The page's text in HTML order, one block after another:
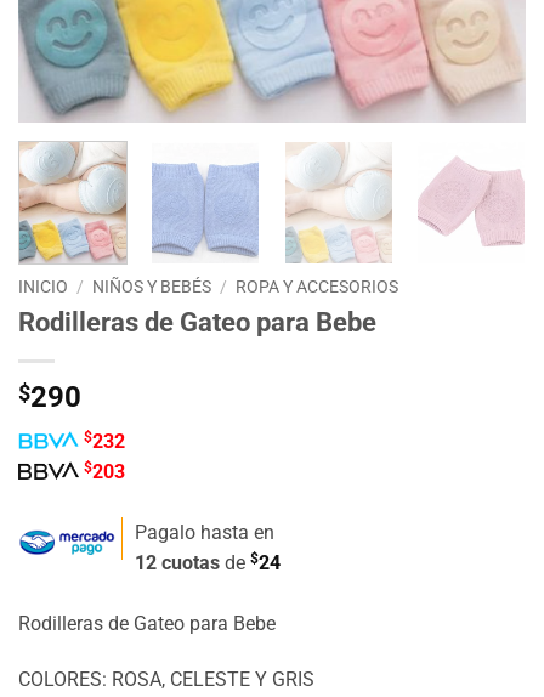
INICIO / NIÑOS Y BEBÉS / ROPA Y ACCESORIOS
Rodilleras de Gateo para Bebe
$290
$232
$203
Pagalo hasta en
12 cuotas de $24
Rodilleras de Gateo para Bebe
COLORES: ROSA, CELESTE Y GRIS